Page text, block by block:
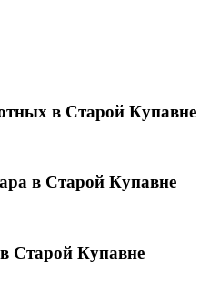
в Старой Купавне
в Старой Купавне
Старой Купавне